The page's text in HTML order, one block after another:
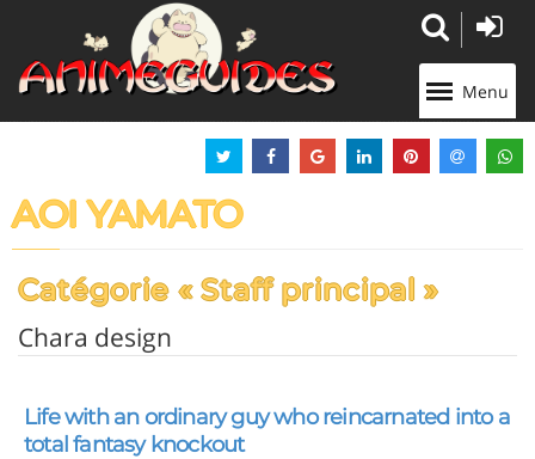
Menu
AOI YAMATO
Catégorie « Staff principal »
Chara design
Life with an ordinary guy who reincarnated into a
total fantasy knockout
Panneau de gestion des cookies